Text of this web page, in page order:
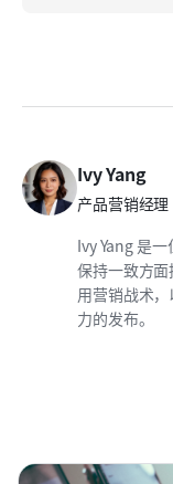
Ivy Yang
产品营销经理
Ivy Yang 是
保持一致方
用营销战术
力的发布。